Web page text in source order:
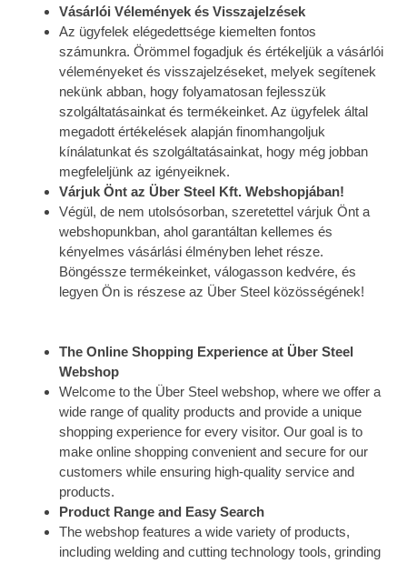
Vásárlói Vélemények és Visszajelzések
Az ügyfelek elégedettsége kiemelten fontos
számunkra. Örömmel fogadjuk és értékeljük a vásárlói
véleményeket és visszajelzéseket, melyek segítenek
nekünk abban, hogy folyamatosan fejlesszük
szolgáltatásainkat és termékeinket. Az ügyfelek által
megadott értékelések alapján finomhangoljuk
kínálatunkat és szolgáltatásainkat, hogy még jobban
megfeleljünk az igényeiknek.
Várjuk Önt az Über Steel Kft. Webshopjában!
Végül, de nem utolsósorban, szeretettel várjuk Önt a
webshopunkban, ahol garantáltan kellemes és
kényelmes vásárlási élményben lehet része.
Böngéssze termékeinket, válogasson kedvére, és
legyen Ön is részese az Über Steel közösségének!
The Online Shopping Experience at Über Steel
Webshop
Welcome to the Über Steel webshop, where we offer a
wide range of quality products and provide a unique
shopping experience for every visitor. Our goal is to
make online shopping convenient and secure for our
customers while ensuring high-quality service and
products.
Product Range and Easy Search
The webshop features a wide variety of products,
including welding and cutting technology tools, grinding